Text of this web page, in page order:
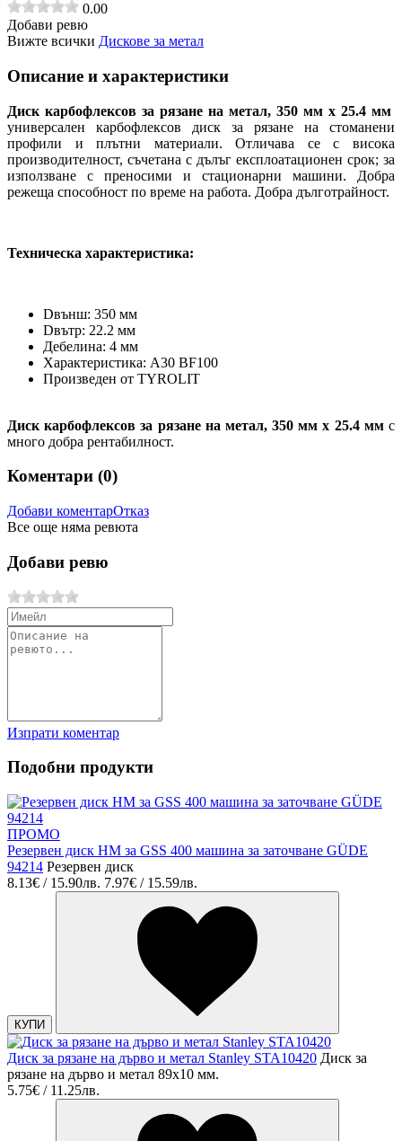
0.00
Добави ревю
Вижте всички Дискове за метал
Описание и характеристики
Диск карбофлексов за рязане на метал, 350 мм х 25.4 мм
универсален карбофлексов диск за рязане на стоманени
профили и плътни материали. Отличава се с висока
производителност, съчетана с дълъг експлоатационен срок; за
използване с преносими и стационарни машини. Добра
режеща способност по време на работа. Добра дълготрайност.
Техническа характеристика:
Dвънш: 350 мм
Dвътр: 22.2 мм
Дебелина: 4 мм
Характеристика: A30 BF100
Произведен от TYROLIT
Диск карбофлексов за рязане на метал, 350 мм х 25.4 ммс
много добра рентабилност.
Коментари (0)
Добави коментарОтказ
Все още няма ревюта
Добави ревю
Изпрати коментар
Подобни продукти
ПРОМО
Резервен диск HM за GSS 400 машина за заточване GÜDE
94214 Резервен диск
8.13€ / 15.90лв. 7.97€ / 15.59лв.
КУПИ
Диск за рязане на дърво и метал Stanley STA10420 Диск за
рязане на дърво и метал 89x10 мм.
5.75€ / 11.25лв.